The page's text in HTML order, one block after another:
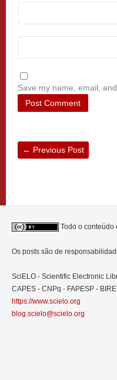
Save my name, email,
← Previous Post
Todo o
Os posts são de
SciELO - Scientific Electronic
CAPES - CNPq - FAPESP -
https://www.scielo.org
blog.scielo@scielo.org